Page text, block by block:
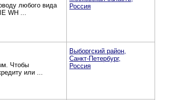
любого вида
WH ...
Россия
Чтобы
или ...
Выборгский район,
Санкт-Петербург,
Россия